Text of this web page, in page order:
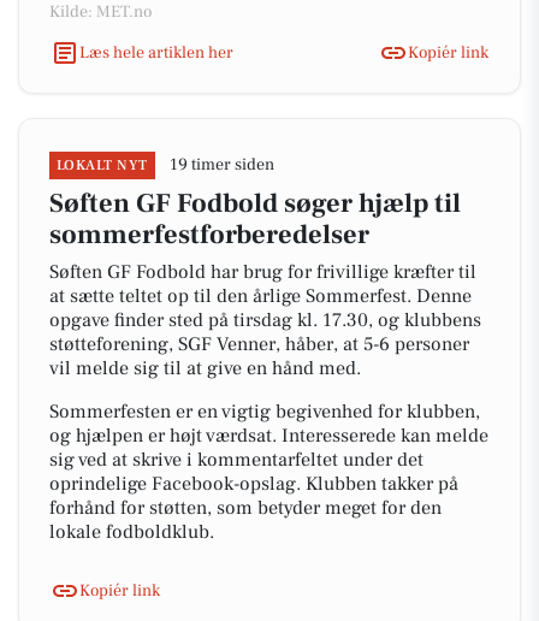
Kilde: MET.no
Læs hele artiklen her
Kopiér link
LOKALT NYT 19 timer siden
Søften GF Fodbold søger hjælp til
sommerfestforberedelser
Søften GF Fodbold har brug for frivillige kræfter til
at sætte teltet op til den årlige Sommerfest. Denne
opgave finder sted på tirsdag kl. 17.30, og klubbens
støtteforening, SGF Venner, håber, at 5-6 personer
vil melde sig til at give en hånd med.
Sommerfesten er en vigtig begivenhed for klubben,
og hjælpen er højt værdsat. Interesserede kan melde
sig ved at skrive i kommentarfeltet under det
oprindelige Facebook-opslag. Klubben takker på
forhånd for støtten, som betyder meget for den
lokale fodboldklub.
Kopiér link